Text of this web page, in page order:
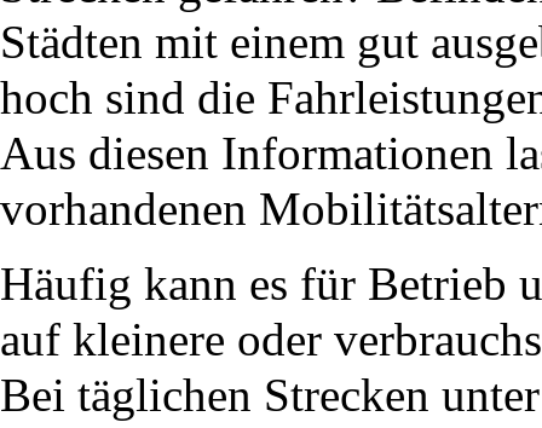
Städten mit einem gut
hoch sind die
Aus diesen Informationen
vorhandenen
Häufig kann es für Betrieb
auf kleinere oder
Bei täglichen Strecken